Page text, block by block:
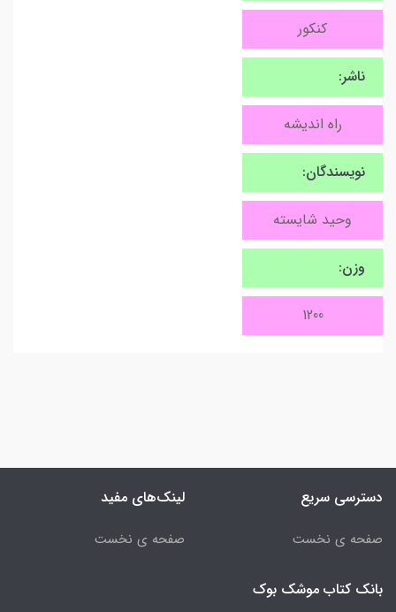
کنکور
ناشر:
راه اندیشه
نویسندگان:
وحید شایسته
وزن:
1200
دسترسی سریع
صفحه ی نخست
لینک‌های مفید
صفحه ی نخست
بانک کتاب موشک بوک